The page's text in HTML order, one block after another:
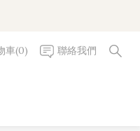
車(0) 聯絡我們
立即購買